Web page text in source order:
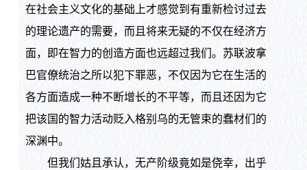
在社会主义文化的基础上才感觉到有重新检讨过去
的理论遗产的需要，而且将来无疑的不仅在经济方
面，即在智力的创造方面也远超过我们。苏联波拿
巴官僚统治之所以犯下罪恶，不仅因为它在生活的
各方面造成一种不断增长的不平等，而且还因为它
把该国的智力活动贬入格别乌的无管束的蠢材们的
深渊中。
但我们姑且承认，无产阶级竟如是侥幸，出乎